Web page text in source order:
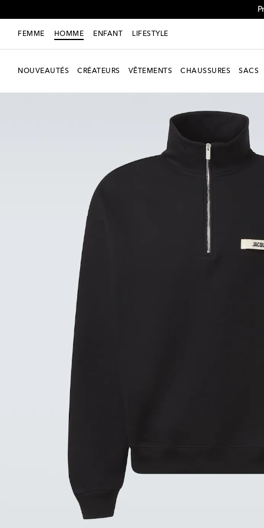
FEMME HOMME ENFANT LIFESTYLE
NOUVEAUTÉS CRÉATEURS VÊTEMENTS CHAUSSURES SACS